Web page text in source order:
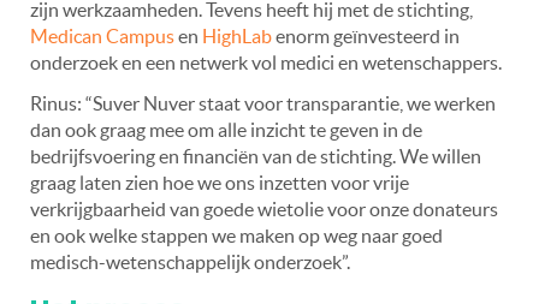
zijn werkzaamheden. Tevens heeft hij met de stichting,
Medican Campusen HighLabenorm geïnvesteerd in
onderzoek en een netwerk vol medici en wetenschappers.
Rinus: “Suver Nuver staat voor transparantie, we werken
dan ook graag mee om alle inzicht te geven in de
bedrijfsvoering en financiën van de stichting. We willen
graag laten zien hoe we ons inzetten voor vrije
verkrijgbaarheid van goede wietolie voor onze donateurs
en ook welke stappen we maken op weg naar goed
medisch-wetenschappelijk onderzoek”.